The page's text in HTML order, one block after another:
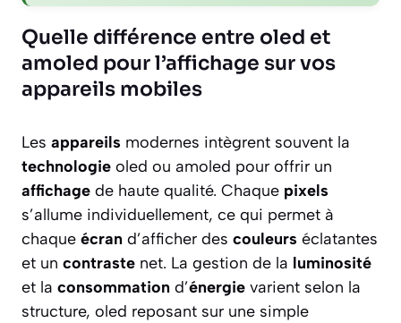
Quelle différence entre oled et
amoled pour l’affichage sur vos
appareils mobiles
Les appareils modernes intègrent souvent la
technologie oled ou amoled pour offrir un
affichage de haute qualité. Chaque pixels
s’allume individuellement, ce qui permet à
chaque écran d’afficher des couleurs éclatantes
et un contraste net. La gestion de la luminosité
et la consommation d’énergie varient selon la
structure, oled reposant sur une simple